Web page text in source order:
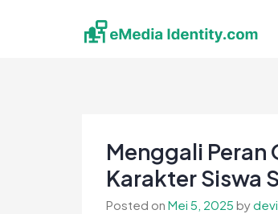
Menggali Peran
Karakter Siswa
Posted on Mei 5, 2025 by